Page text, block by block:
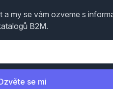
a my se vám ozveme s
B2M.
se mi